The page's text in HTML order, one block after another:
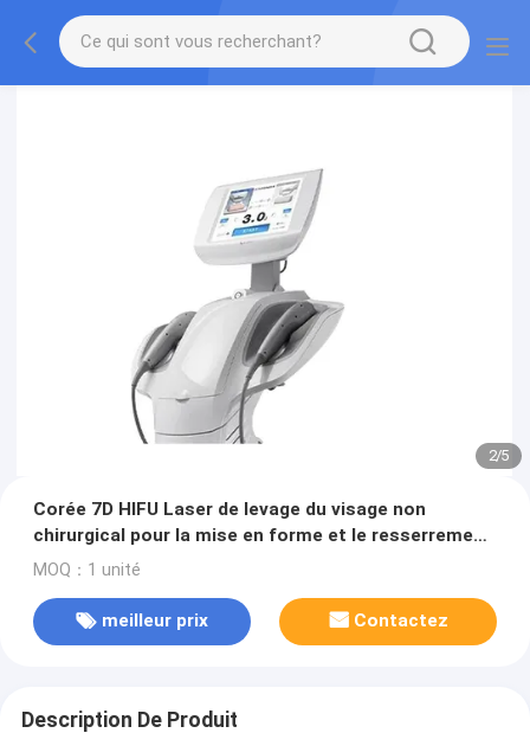
2/5
Corée 7D HIFU Laser de levage du visage non
chirurgical pour la mise en forme et le resserrement
du contour
MOQ：1 unité
meilleur prix Contactez
Description De Produit